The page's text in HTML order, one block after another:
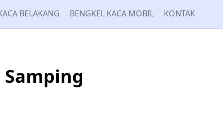
BELAKANG BENGKEL KACA MOBIL KONTAK